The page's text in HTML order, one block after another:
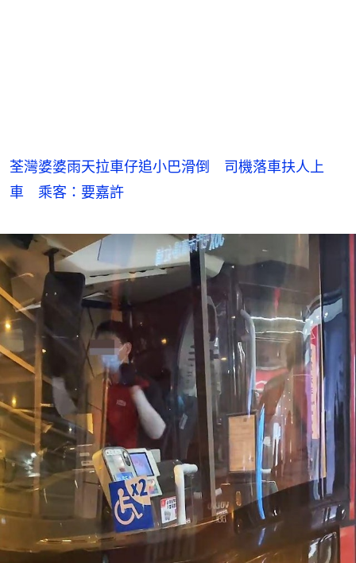
荃灣婆婆雨天拉車仔追小巴滑倒 司機落車扶人上
車 乘客：要嘉許